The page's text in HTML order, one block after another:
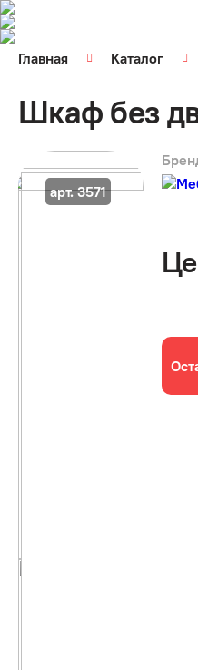
Главная Каталог
Шкаф без
арт. 3571